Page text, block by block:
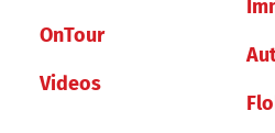
OnTour
Videos